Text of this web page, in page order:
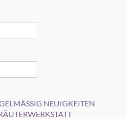
NEUIGKEITEN